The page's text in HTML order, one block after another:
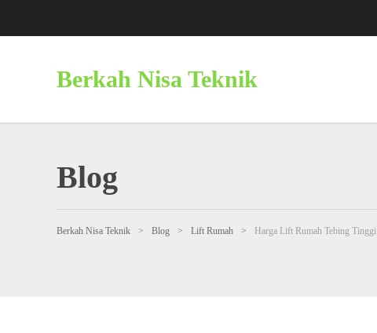
Berkah Nisa Teknik
Blog
Berkah Nisa Teknik > Blog > Lift Rumah > Harga Lift Rumah Tebing Tinggi